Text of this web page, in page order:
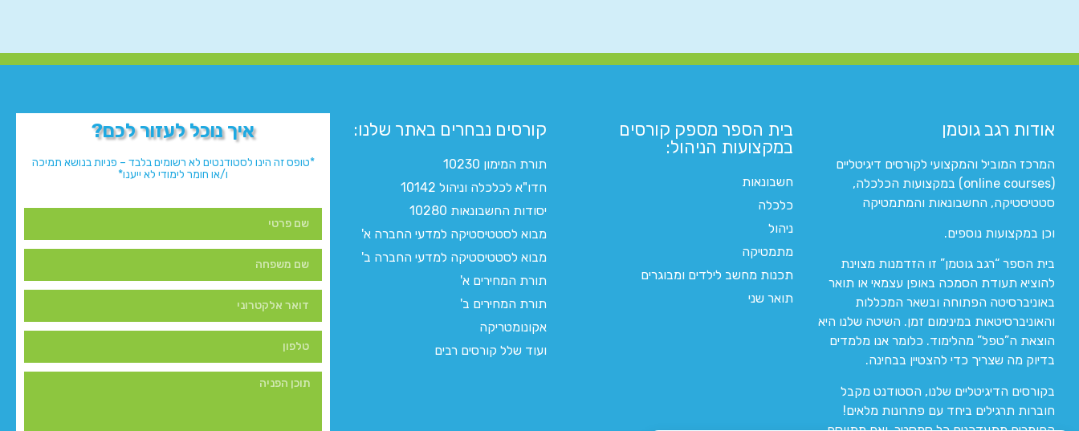
אודות רגב גוטמן
המרכז המוביל והמקצועי לקורסים דיגיטליים
(online courses) במקצועות הכלכלה,
סטטיסטיקה, החשבונאות והמתמטיקה
וכן במקצועות נוספים.
בית הספר “רגב גוטמן” זו הזדמנות מצוינת
להוציא תעודת הסמכה באופן עצמאי או תואר
באוניברסיטה הפתוחה ובשאר המכללות
והאוניברסיטאות במינימום זמן. השיטה שלנו היא
הוצאת ה”טפל” מהלימוד. כלומר אנו מלמדים
בדיוק מה שצריך כדי להצטיין בבחינה.
בקורסים הדיגיטליים שלנו, הסטודנט מקבל
חוברות תרגילים ביחד עם פתרונות מלאים!
בית הספר מספק קורסים
במקצועות הניהול:
חשבונאות
כלכלה
ניהול
מתמטיקה
תכנות מחשב לילדים ומבוגרים
תואר שני
קורסים נבחרים באתר שלנו:​
תורת המימון 10230
חדו"א לכלכלה וניהול 10142
יסודות החשבונאות 10280
מבוא לסטטיסטיקה למדעי החברה א'
מבוא לסטטיסטיקה למדעי החברה ב'
תורת המחירים א'
תורת המחירים ב'
אקונומטריקה
ועוד שלל קורסים רבים
איך נוכל לעזור לכם?
*טופס זה הינו לסטודנטים לא רשומים בלבד – פניות בנושא תמיכה
ו/או חומר לימודי לא ייענו*